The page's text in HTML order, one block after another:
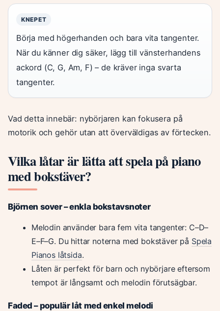
KNEPET
Börja med högerhanden och bara vita tangenter.
När du känner dig säker, lägg till vänsterhandens
ackord (C, G, Am, F) – de kräver inga svarta
tangenter.
Vad detta innebär: nybörjaren kan fokusera på
motorik och gehör utan att överväldigas av förtecken.
Vilka låtar är lätta att spela på piano
med bokstäver?
Björnen sover – enkla bokstavsnoter
Melodin använder bara fem vita tangenter: C–D–
E–F–G. Du hittar noterna med bokstäver på Spela
Pianos låtsida.
Låten är perfekt för barn och nybörjare eftersom
tempot är långsamt och melodin förutsägbar.
Faded – populär låt med enkel melodi